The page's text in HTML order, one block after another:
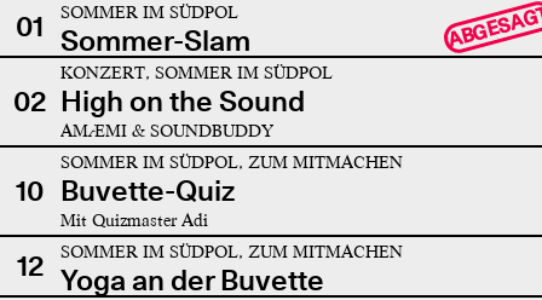
01 SOMMER IM SÜDPOL
Sommer-Slam
02
KONZERT, SOMMER IM SÜDPOL
High on the Sound
AMÆMI & SOUNDBUDDY
10
SOMMER IM SÜDPOL, ZUM MITMACHEN
Buvette-Quiz
Mit Quizmaster Adi
12 SOMMER IM SÜDPOL, ZUM MITMACHEN
Yoga an der Buvette